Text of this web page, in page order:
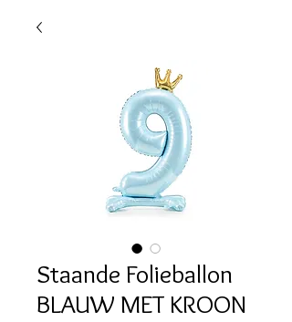
Staande Folieballon
BLAUW MET KROON